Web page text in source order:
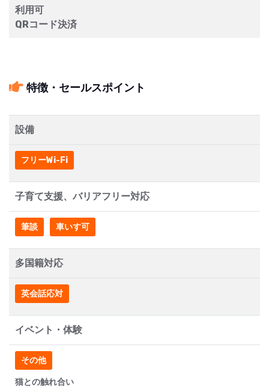
利用可
QRコード決済
特徴・セールスポイント
設備
フリーWi-Fi
子育て支援、バリアフリー対応
筆談 車いす可
多国籍対応
英会話応対
イベント・体験
その他
猫との触れ合い